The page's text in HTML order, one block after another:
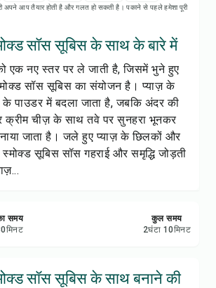
शेयर करें
रिपोर्ट करें
अपने आप तैयार होती है और गलत हो सकती है। पकाने से पहले हमेशा पूरी
सॉस सूबिस के साथ के बारे में
एक नए स्तर पर ले जाती है, जिसमें भुने हुए
सॉस सूबिस का संयोजन है। प्याज़ के
पाउडर में बदला जाता है, जबकि अंदर की
चीज़ के साथ तवे पर सुनहरा भूनकर
जाता है। जले हुए प्याज़ के छिलकों और
सूबिस सॉस गहराई और समृद्धि जोड़ती
समय
मिनट
कुल समय
2घंटा 10मिनट
सॉस सूबिस के साथ बनाने की